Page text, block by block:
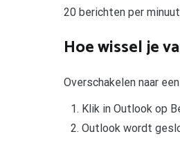
20 berichten per
Hoe wissel je
Overschakelen naar
Klik in Outlook op
Outlook wordt